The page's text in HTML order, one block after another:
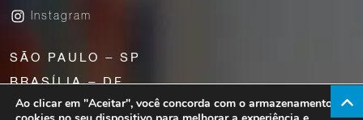
Instagram
SÃO PAULO – SP
BRASÍLIA – DF
UBERABA – MG
Ao clicar em "Aceitar", você concorda com o armazenamento de